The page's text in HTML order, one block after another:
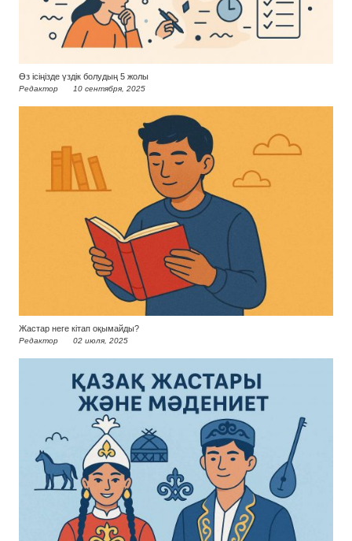
Өз ісіңізде үздік болудың 5 жолы
Редактор 10 сентября, 2025
Жастар неге кітап оқымайды?
Редактор 02 июля, 2025